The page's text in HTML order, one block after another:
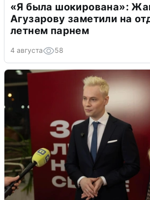
«Я была шокирована»:
Агузарову заметили на
летнем парнем
4 августа 58